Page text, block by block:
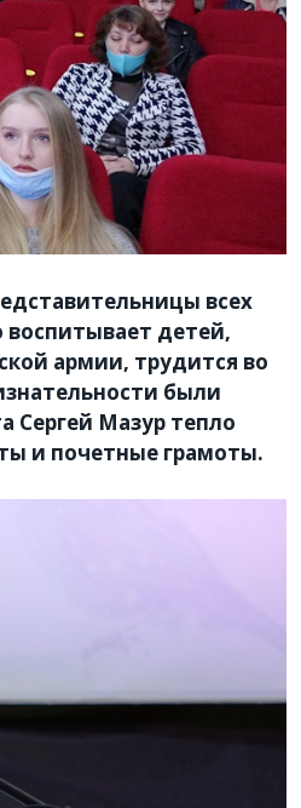
всех
воспитывает детей,
армии, трудится во
были
Сергей Мазур тепло
и почетные грамоты.